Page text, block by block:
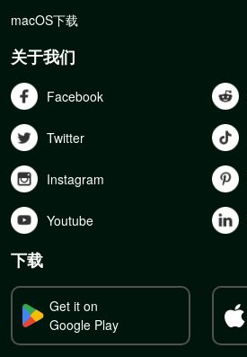
macOS下载
关于我们
Facebook
Twitter
Instagram
Youtube
下载
Get it on
Google Play